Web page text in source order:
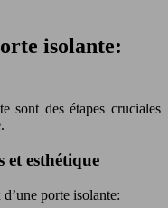
isolante:
sont des étapes cruciales
et esthétique
porte isolante: